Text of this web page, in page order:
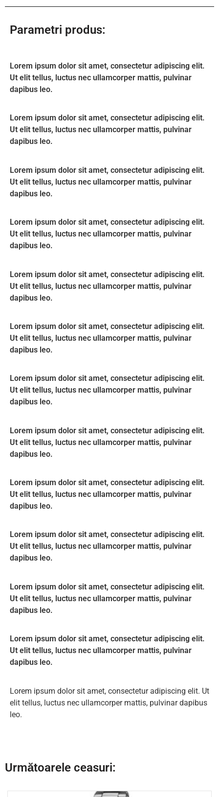
Parametri produs:
Lorem ipsum dolor sit amet, consectetur adipiscing elit.
Ut elit tellus, luctus nec ullamcorper mattis, pulvinar
dapibus leo.
Lorem ipsum dolor sit amet, consectetur adipiscing elit.
Ut elit tellus, luctus nec ullamcorper mattis, pulvinar
dapibus leo.
Lorem ipsum dolor sit amet, consectetur adipiscing elit.
Ut elit tellus, luctus nec ullamcorper mattis, pulvinar
dapibus leo.
Lorem ipsum dolor sit amet, consectetur adipiscing elit.
Ut elit tellus, luctus nec ullamcorper mattis, pulvinar
dapibus leo.
Lorem ipsum dolor sit amet, consectetur adipiscing elit.
Ut elit tellus, luctus nec ullamcorper mattis, pulvinar
dapibus leo.
Lorem ipsum dolor sit amet, consectetur adipiscing elit.
Ut elit tellus, luctus nec ullamcorper mattis, pulvinar
dapibus leo.
Lorem ipsum dolor sit amet, consectetur adipiscing elit.
Ut elit tellus, luctus nec ullamcorper mattis, pulvinar
dapibus leo.
Lorem ipsum dolor sit amet, consectetur adipiscing elit.
Ut elit tellus, luctus nec ullamcorper mattis, pulvinar
dapibus leo.
Lorem ipsum dolor sit amet, consectetur adipiscing elit.
Ut elit tellus, luctus nec ullamcorper mattis, pulvinar
dapibus leo.
Lorem ipsum dolor sit amet, consectetur adipiscing elit.
Ut elit tellus, luctus nec ullamcorper mattis, pulvinar
dapibus leo.
Lorem ipsum dolor sit amet, consectetur adipiscing elit.
Ut elit tellus, luctus nec ullamcorper mattis, pulvinar
dapibus leo.
Lorem ipsum dolor sit amet, consectetur adipiscing elit.
Ut elit tellus, luctus nec ullamcorper mattis, pulvinar
dapibus leo.
Lorem ipsum dolor sit amet, consectetur adipiscing elit. Ut
elit tellus, luctus nec ullamcorper mattis, pulvinar dapibus
leo.
Următoarele ceasuri: